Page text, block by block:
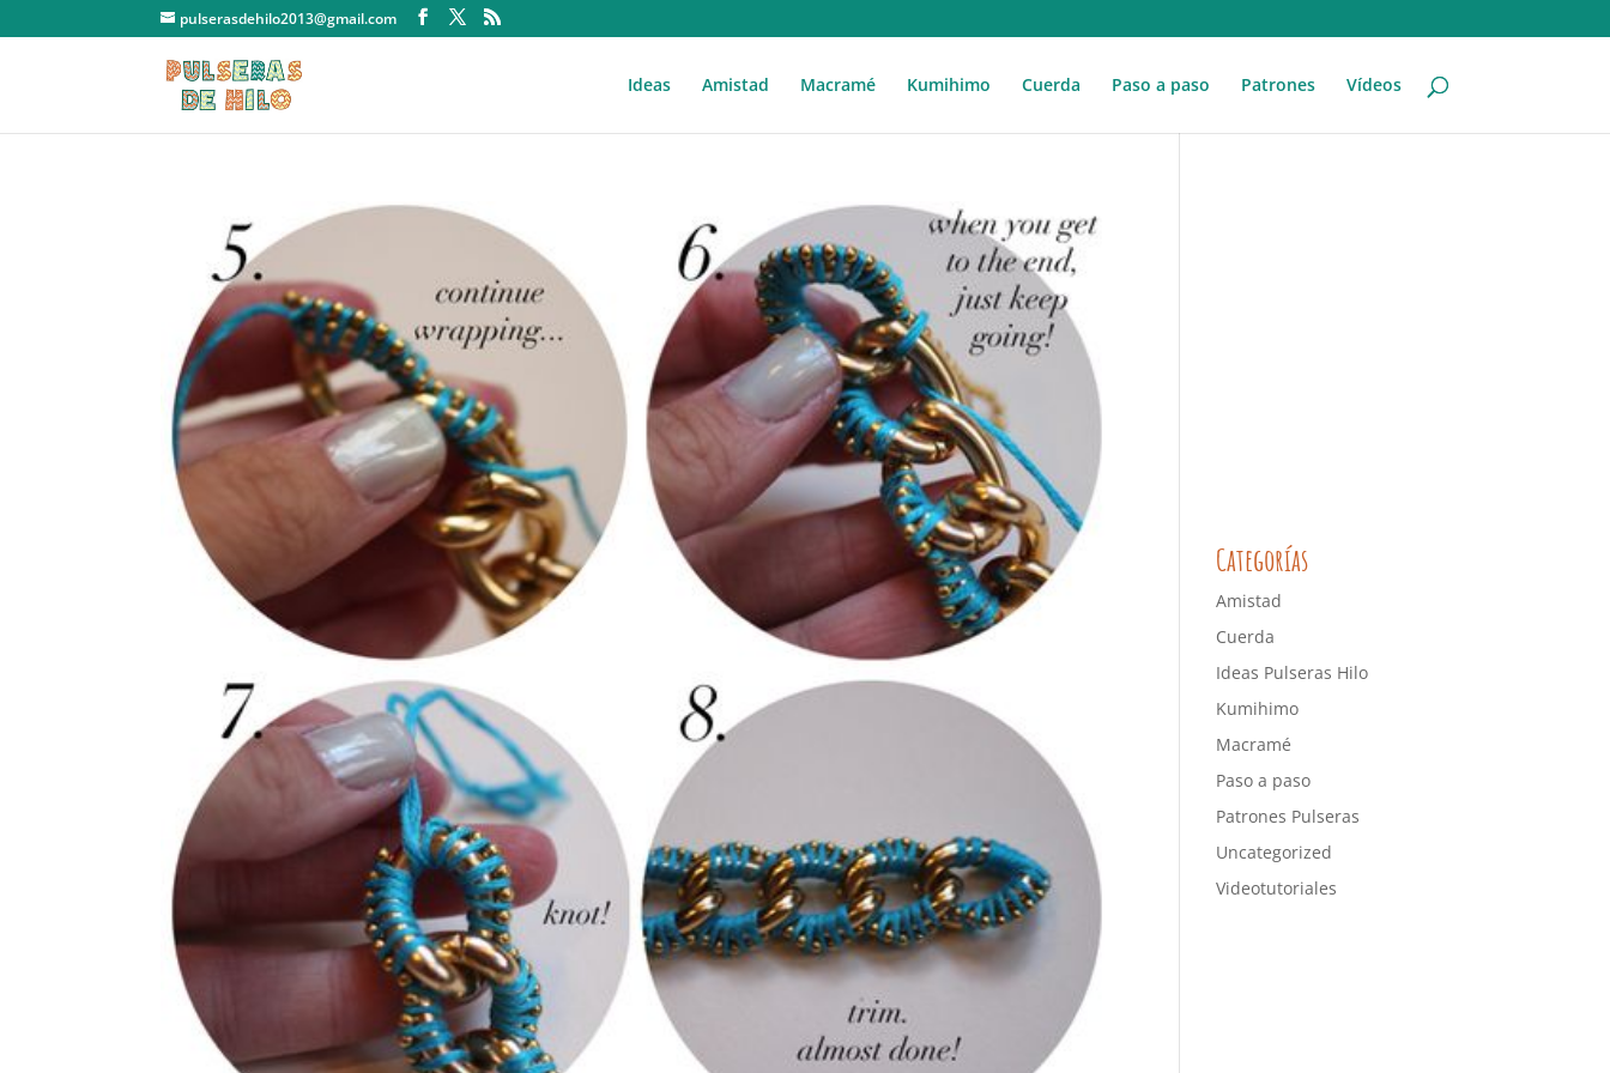
pulserasdehilo2013@gmail.com
Ideas Amistad Macramé Kumihimo Cuerda Paso a paso Patrones Vídeos
Categorías
Amistad
Cuerda
Ideas Pulseras Hilo
Kumihimo
Macramé
Paso a paso
Patrones Pulseras
Uncategorized
Videotutoriales